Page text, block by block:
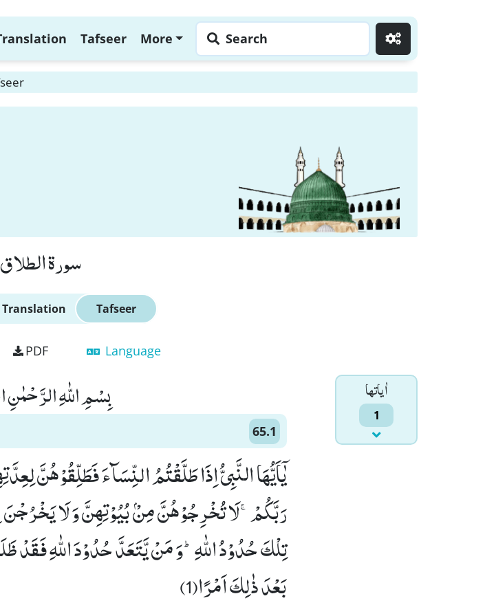
Tafseer More Search
سورة الطلاق
Translation Tafseer
PDF Language
اٰياتها
1
بِسْمِ اللّٰهِ
65.1
یٰۤاَیُّهَا النَّبِیُّ اِذَا طَلَّقْتُمُ النِّسَآءَ فَطَلِّقُوْهُنَّ
رَبَّكُمْۚ-لَا تُخْرِجُوْهُنَّ مِنْۢ بُیُوْتِهِنَّ وَ لَا یَخْرُجْنَ
تِلْكَ حُدُوْدُ اللّٰهِؕ-وَ مَنْ یَّتَعَدَّ حُدُوْدَ اللّٰهِ فَقَدْ
بَعْدَ ذٰلِكَ اَمْرًا(1)